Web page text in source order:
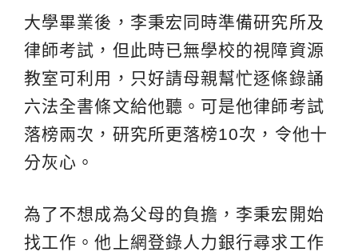
大學畢業後，李秉宏同時準備研究所及
律師考試，但此時已無學校的視障資源
教室可利用，只好請母親幫忙逐條錄誦
六法全書條文給他聽。可是他律師考試
落榜兩次，研究所更落榜10次，令他十
分灰心。
為了不想成為父母的負擔，李秉宏開始
找工作。他上網登錄人力銀行尋求工作